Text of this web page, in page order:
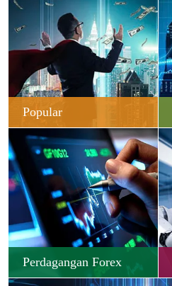
Popular
Perdagangan Forex